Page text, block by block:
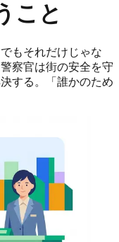
こと
もそれだけじゃな
察官は街の安全を守
する。「誰かのため